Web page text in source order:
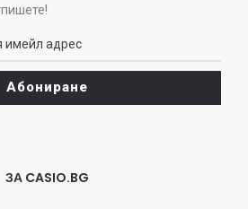
Абониране
ЗА CASIO.BG